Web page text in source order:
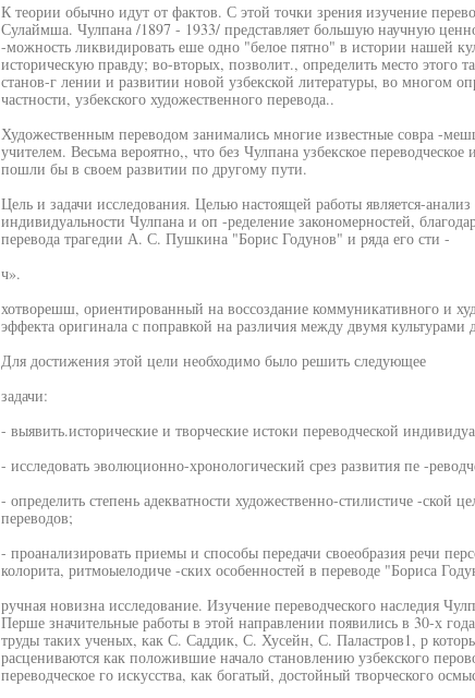
К теории обычно идут от фактов. С этой точки зрения изучение
Сулаймша. Чулпана /1897 - 1933/ представляет большую научную
-можность ликвидировать еше одно "белое пятно" в истории нашей
историческую правду; во-вторых, позволит., определить место этого
станов-г лении и развитии новой узбекской литературы, во многом
частности, узбекского художественного перевода..
Художественным переводом занимались многие известные совра -
учителем. Весьма вероятно,, что без Чулпана узбекское переводческое
пошли бы в своем развитии по другому пути.
Цель и задачи исследования. Целью настоящей работы является-
индивидуальности Чулпана и оп -ределение закономерностей,
перевода трагедии А. С. Пушкина "Борис Годунов" и ряда его сти -
ч».
хотворешш, ориентированный на воссоздание коммуникативного и
эффекта оригинала с поправкой на различия между двумя культурами
Для достижения этой цели необходимо было решить следующее
задачи:
- выявить.исторические и творческие истоки переводческой
- исследовать эволюционно-хронологический срез развития пе -
- определить степень адекватности художественно-стилистиче -ской
переводов;
- проанализировать приемы и способы передачи своеобразия речи
колорита, ритмоыелодиче -ских особенностей в переводе "Бориса
ручная новизна исследование. Изучение переводческого наследия
Перше значительные работы в этой направлении появились в 30-х
труды таких ученых, как С. Саддик, С. Хусейн, С. Паластров1, р
расцениваются как положившие начало становлению узбекского
переводческое го искусства, как богатый, достойный творческого